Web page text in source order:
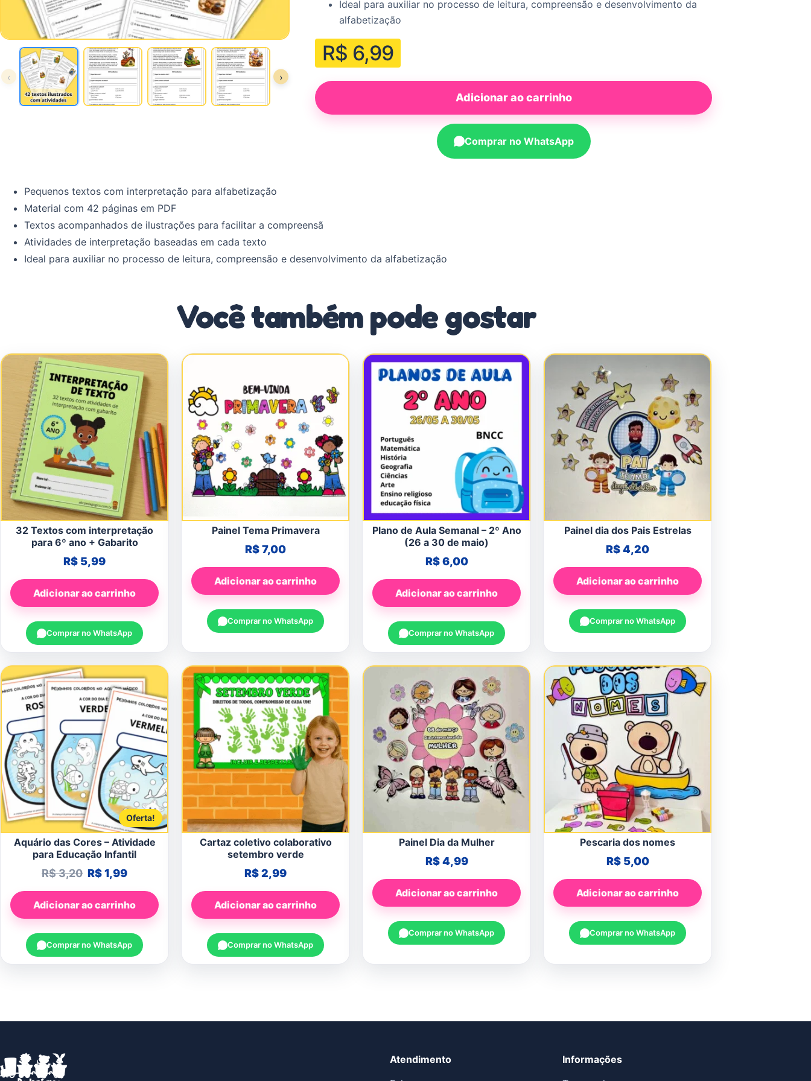
‹ ›
Ideal para auxiliar no processo de leitura, compreensão e desenvolvimento da
alfabetização
R$ 6,99
Adicionar ao carrinho
Comprar no WhatsApp
Pequenos textos com interpretação para alfabetização
Material com 42 páginas em PDF
Textos acompanhados de ilustrações para facilitar a compreensã
Atividades de interpretação baseadas em cada texto
Ideal para auxiliar no processo de leitura, compreensão e desenvolvimento da alfabetização
Você também pode gostar
32 Textos com interpretação
para 6º ano + Gabarito
R$ 5,99
Adicionar ao carrinho
Comprar no WhatsApp
Painel Tema Primavera
R$7,00
Adicionar ao carrinho
Comprar no WhatsApp
Plano de Aula Semanal – 2º Ano
(26 a 30 de maio)
R$6,00
Adicionar ao carrinho
Comprar no WhatsApp
Painel dia dos Pais Estrelas
R$4,20
Adicionar ao carrinho
Comprar no WhatsApp
Oferta!
Aquário das Cores – Atividade
para Educação Infantil
R$3,20 O preço original era: R$ 3,20.
R$1,99O preço atual é: R$ 1,99.
Adicionar ao carrinho
Comprar no WhatsApp
Cartaz coletivo colaborativo
setembro verde
R$2,99
Adicionar ao carrinho
Comprar no WhatsApp
Painel Dia da Mulher
R$4,99
Adicionar ao carrinho
Comprar no WhatsApp
Pescaria dos nomes
R$5,00
Adicionar ao carrinho
Comprar no WhatsApp
Atendimento
Informações